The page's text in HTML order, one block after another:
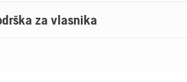
za vlasnika